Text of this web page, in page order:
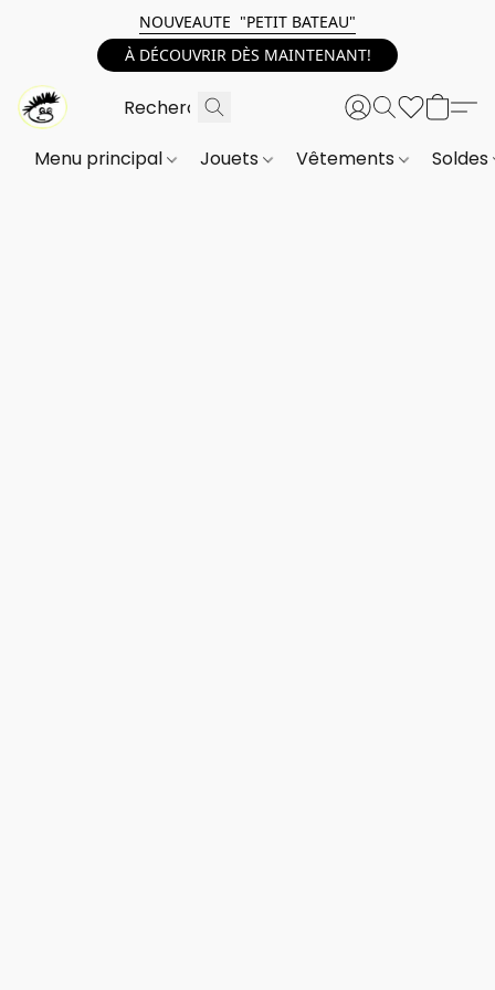
NOUVEAUTE "PETIT BATEAU"
À DÉCOUVRIR DÈS MAINTENANT!
Menu principal Jouets Vêtements Soldes